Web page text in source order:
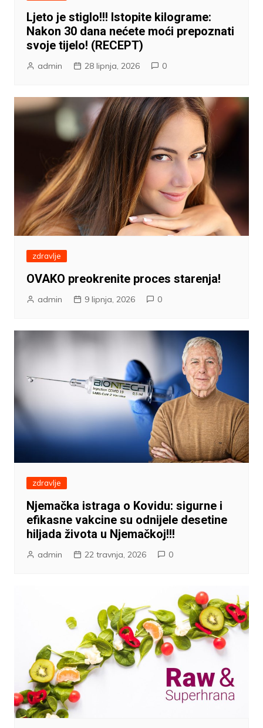
Ljeto je stiglo!!! Istopite kilograme:
Nakon 30 dana nećete moći prepoznati
svoje tijelo! (RECEPT)
admin 28 lipnja, 2026 0
zdravlje
OVAKO preokrenite proces starenja!
admin 9 lipnja, 2026 0
zdravlje
Njemačka istraga o Kovidu: sigurne i
efikasne vakcine su odnijele desetine
hiljada života u Njemačkoj!!!
admin 22 travnja, 2026 0